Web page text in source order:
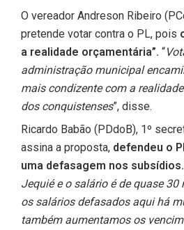
O vereador Andreson Ribeiro
pretende votar contra o PL, pois
a realidade orçamentária”. “
administração municipal
mais condizente com a
dos conquistenses”, disse.
Ricardo Babão (PDdoB), 1º
assina a proposta, defendeu o
uma defasagem nos subsídios.
Jequié e o salário é de quase
os salários defasados aqui há
também aumentamos os